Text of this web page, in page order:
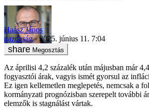
Haász János
gazdaság
2025. június 11. 7:04
Megosztás
Az áprilisi 4,2 százalék után májusban már
fogyasztói árak, vagyis ismét gyorsul az
Ez igen kellemetlen meglepetés, nemcsak a
kormányzati prognózisban szerepelt további
elemzők is stagnálást vártak.